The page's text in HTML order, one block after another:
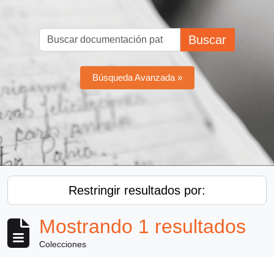
Buscar
Búsqueda Avanzada »
Restringir resultados por:
Mostrando 1 resultados
Colecciones